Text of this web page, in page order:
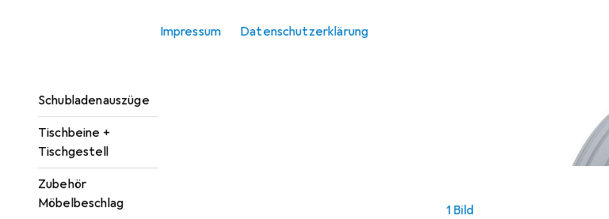
Impressum Datenschutzerklärung
Schubladenauszüge
Tischbeine +
Tischgestell
Zubehör
Möbelbeschlag
1 Bild